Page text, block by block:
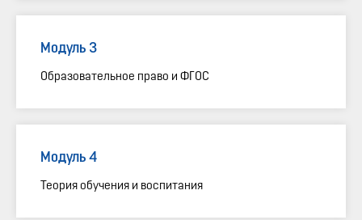
Модуль 3
Образовательное право и ФГОС
Модуль 4
Теория обучения и воспитания